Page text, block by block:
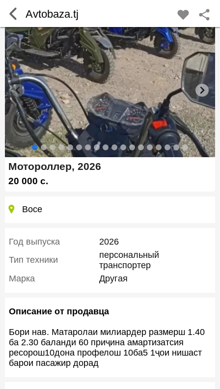
Мотороллер, 2026
20 000 c.
Восе
Год выпуска
2026
Тип техники
персональный
транспортер
Марка
Другая
Описание от продавца
Бори нав. Матаролаи милиардер размерш 1.40
ба 2.30 баланди 60 приҷина амартизатсия
ресорош10дона профелош 10ба5 1ҷои нишаст
барои пасажир дорад
Avtobaza.tj